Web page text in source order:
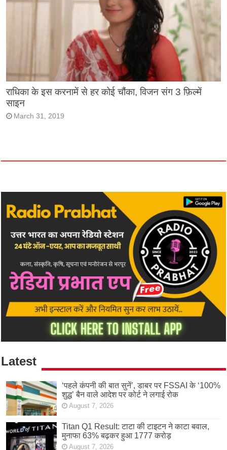
राधिका के इस करनामें से हर कोई चौंका, विजन संग 3 फ़िल्में
साइन
March 31, 2019
Latest
‘पहले कंपनी की बात सुनें’, डाबर पर FSSAI के ‘100%
शुद्ध’ बैन वाले आदेश पर कोर्ट ने लगाई रोक
August 7, 2026
Titan Q1 Result: टाटा की टाइटन ने काटा बवाल,
मुनाफा 63% बढ़कर हुआ 1777 करोड़
August 7, 2026